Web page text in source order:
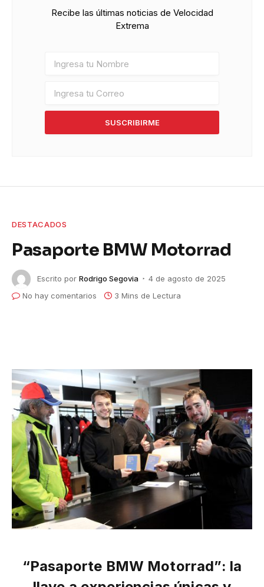
Recibe las últimas noticias de Velocidad
Extrema
SUSCRIBIRME
DESTACADOS
Pasaporte BMW Motorrad
Escrito por Rodrigo Segovia
4 de agosto de 2025
No hay comentarios
3 Mins de Lectura
“Pasaporte BMW Motorrad”: la